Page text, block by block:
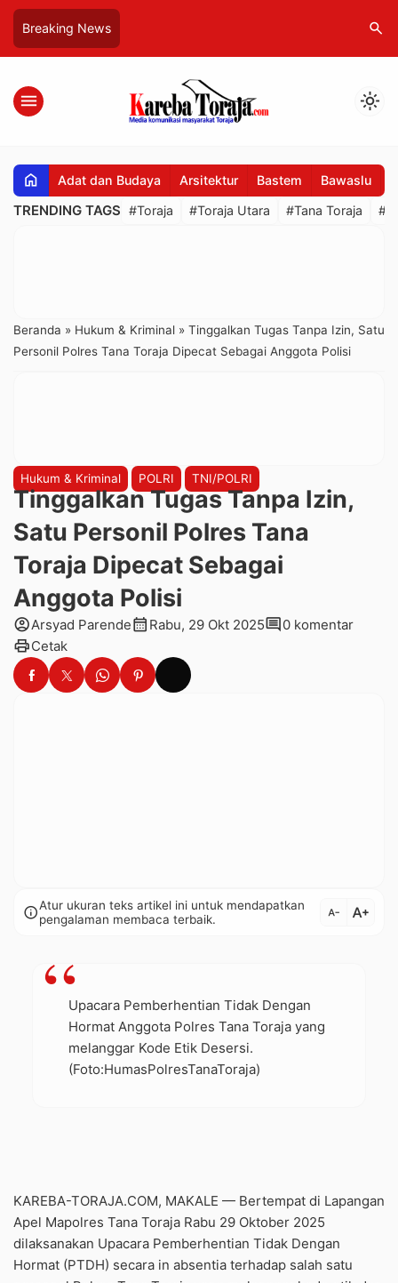
Breaking News search
menu light_mode
home Adat dan Budaya Arsitektur Bastem Bawaslu
TRENDING TAGS #Toraja #Toraja Utara #Tana Toraja
Beranda » Hukum & Kriminal » Tinggalkan Tugas Tanpa Izin, Satu
Personil Polres Tana Toraja Dipecat Sebagai Anggota Polisi
Hukum & Kriminal POLRI TNI/POLRI
Tinggalkan Tugas Tanpa Izin,
Satu Personil Polres Tana
Toraja Dipecat Sebagai
Anggota Polisi
account_circleArsyad Parendecalendar_month Rabu, 29 Okt 2025comment0 komentar
printCetak
infoAtur ukuran teks artikel ini untuk mendapatkan
pengalaman membaca terbaik.
text_decrease text_increase
Upacara Pemberhentian Tidak Dengan
Hormat Anggota Polres Tana Toraja yang
melanggar Kode Etik Desersi.
(Foto:HumasPolresTanaToraja)
KAREBA-TORAJA.COM, MAKALE — Bertempat di Lapangan
Apel Mapolres Tana Toraja Rabu 29 Oktober 2025
dilaksanakan Upacara Pemberhentian Tidak Dengan
Hormat (PTDH) secara in absentia terhadap salah satu